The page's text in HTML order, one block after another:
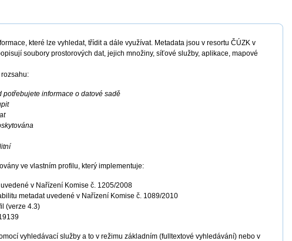
které lze vyhledat, třídit a dále využívat. Metadata jsou v resortu ČÚZK v
soubory prostorových dat, jejich množiny, síťové služby, aplikace, mapové
potřebujete informace o datové sadě
ve vlastním profilu, který implementuje:
v Nařízení Komise č. 1205/2008
metadat uvedené v Nařízení Komise č. 1089/2010
(verze 4.3)
vyhledávací služby a to v režimu základním (fulltextové vyhledávání) nebo v